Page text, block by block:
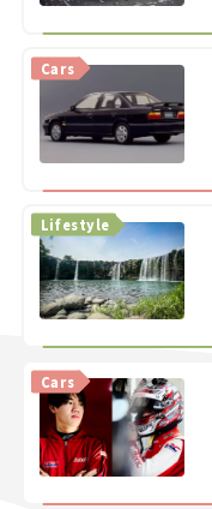
Cars
Lifestyle
Cars